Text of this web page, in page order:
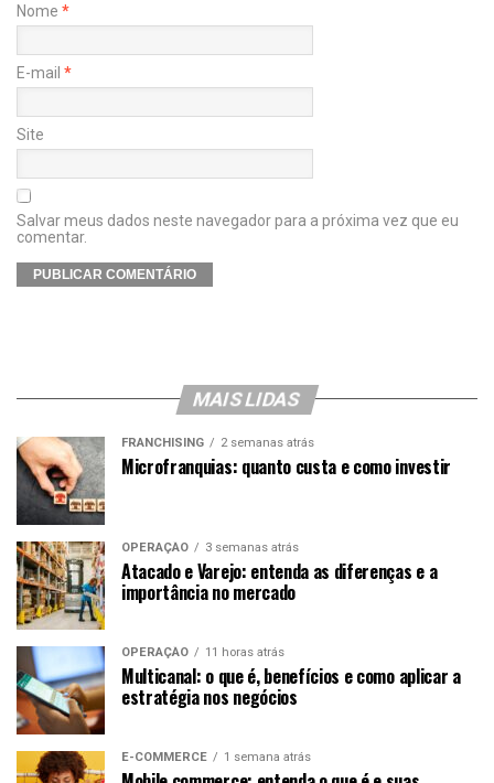
Nome *
E-mail *
Site
Salvar meus dados neste navegador para a próxima vez que eu
comentar.
MAIS LIDAS
FRANCHISING 2 semanas atrás
Microfranquias: quanto custa e como investir
OPERAÇÃO 3 semanas atrás
Atacado e Varejo: entenda as diferenças e a
importância no mercado
OPERAÇÃO 11 horas atrás
Multicanal: o que é, benefícios e como aplicar a
estratégia nos negócios
E-COMMERCE 1 semana atrás